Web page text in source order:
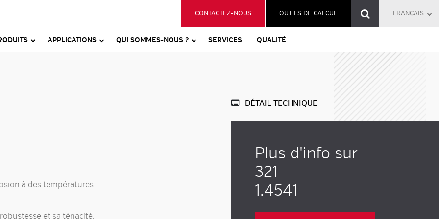
APPLICATIONS QUI SOMMES-NOUS ? SERVICES QUALITÉ
CONTACTEZ-NOUS OUTILS DE CALCUL FRANÇAIS
à des températures
et sa ténacité.
DÉTAIL TECHNIQUE
Plus d'info sur
321
1.4541